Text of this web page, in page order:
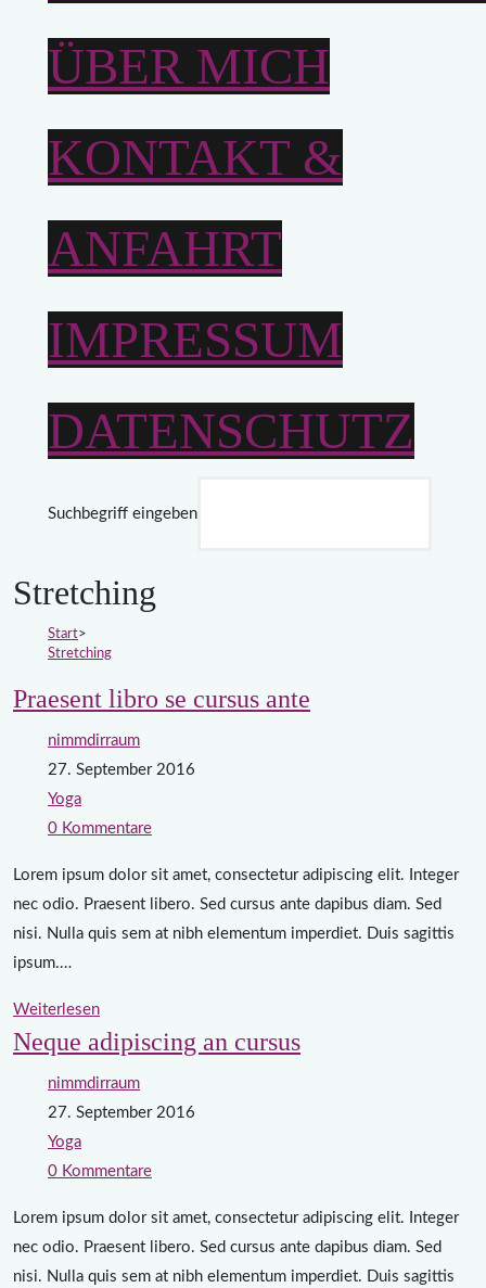
ÜBER MICH
KONTAKT &
ANFAHRT
IMPRESSUM
DATENSCHUTZ
Suchbegriff eingeben
Stretching
Start>
Stretching
Praesent libro se cursus ante
nimmdirraum
27. September 2016
Yoga
0 Kommentare
Lorem ipsum dolor sit amet, consectetur adipiscing elit. Integer
nec odio. Praesent libero. Sed cursus ante dapibus diam. Sed
nisi. Nulla quis sem at nibh elementum imperdiet. Duis sagittis
ipsum.…
Weiterlesen
Neque adipiscing an cursus
nimmdirraum
27. September 2016
Yoga
0 Kommentare
Lorem ipsum dolor sit amet, consectetur adipiscing elit. Integer
nec odio. Praesent libero. Sed cursus ante dapibus diam. Sed
nisi. Nulla quis sem at nibh elementum imperdiet. Duis sagittis